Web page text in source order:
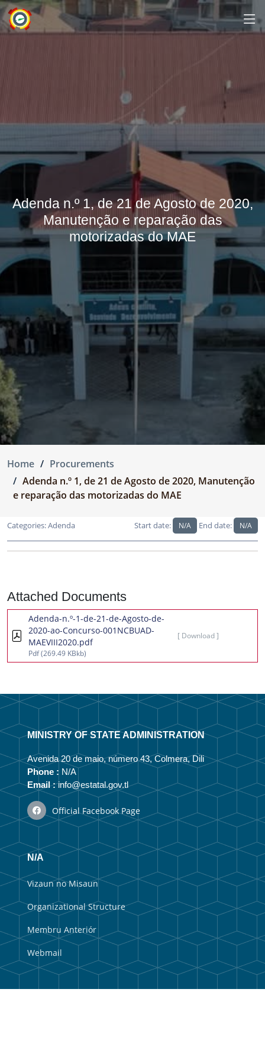
Adenda n.º 1, de 21 de Agosto de 2020,
Manutenção e reparação das
motorizadas do MAE
Home
Procurements
Adenda n.º 1, de 21 de Agosto de 2020, Manutenção
e reparação das motorizadas do MAE
Start date: N/A End date: N/A
Categories:Adenda
Attached Documents
Adenda-n.º-1-de-21-de-Agosto-de-
2020-ao-Concurso-001NCBUAD-
MAEVIII2020.pdf
Pdf(269.49 KBkb)
[ Download ]
MINISTRY OF STATE ADMINISTRATION
Avenida 20 de maio, número 43, Colmera, Dili
Phone : N/A
Email :info@estatal.gov.tl
Official Facebook Page
N/A
Vizaun no Misaun
Organizational Structure
Membru Anteriór
Webmail